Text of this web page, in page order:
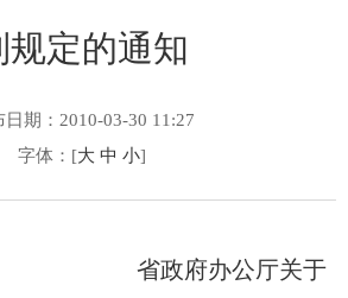
规定的通知
日期：2010-03-30 11:27
字体：[大 中 小]
办公厅关于